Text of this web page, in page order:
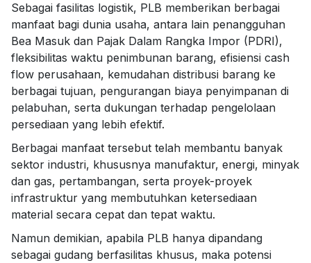
Sebagai fasilitas logistik, PLB memberikan berbagai
manfaat bagi dunia usaha, antara lain penangguhan
Bea Masuk dan Pajak Dalam Rangka Impor (PDRI),
fleksibilitas waktu penimbunan barang, efisiensi cash
flow perusahaan, kemudahan distribusi barang ke
berbagai tujuan, pengurangan biaya penyimpanan di
pelabuhan, serta dukungan terhadap pengelolaan
persediaan yang lebih efektif.
Berbagai manfaat tersebut telah membantu banyak
sektor industri, khususnya manufaktur, energi, minyak
dan gas, pertambangan, serta proyek-proyek
infrastruktur yang membutuhkan ketersediaan
material secara cepat dan tepat waktu.
Namun demikian, apabila PLB hanya dipandang
sebagai gudang berfasilitas khusus, maka potensi